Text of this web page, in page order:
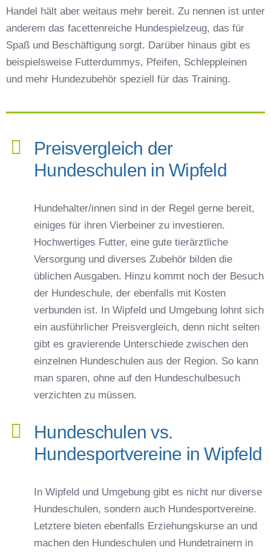
Handel hält aber weitaus mehr bereit. Zu nennen ist unter
anderem das facettenreiche Hundespielzeug, das für
Spaß und Beschäftigung sorgt. Darüber hinaus gibt es
beispielsweise Futterdummys, Pfeifen, Schleppleinen
und mehr Hundezubehör speziell für das Training.
Preisvergleich der
Hundeschulen in Wipfeld
Hundehalter/innen sind in der Regel gerne bereit,
einiges für ihren Vierbeiner zu investieren.
Hochwertiges Futter, eine gute tierärztliche
Versorgung und diverses Zubehör bilden die
üblichen Ausgaben. Hinzu kommt noch der Besuch
der Hundeschule, der ebenfalls mit Kosten
verbunden ist. In Wipfeld und Umgebung lohnt sich
ein ausführlicher Preisvergleich, denn nicht selten
gibt es gravierende Unterschiede zwischen den
einzelnen Hundeschulen aus der Region. So kann
man sparen, ohne auf den Hundeschulbesuch
verzichten zu müssen.
Hundeschulen vs.
Hundesportvereine in Wipfeld
In Wipfeld und Umgebung gibt es nicht nur diverse
Hundeschulen, sondern auch Hundesportvereine.
Letztere bieten ebenfalls Erziehungskurse an und
machen den Hundeschulen und Hundetrainern in